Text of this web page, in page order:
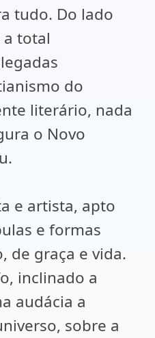
tudo. Do lado
total
do
literário, nada
o Novo
e artista, apto
e formas
de graça e vida.
inclinado a
audácia a
sobre a